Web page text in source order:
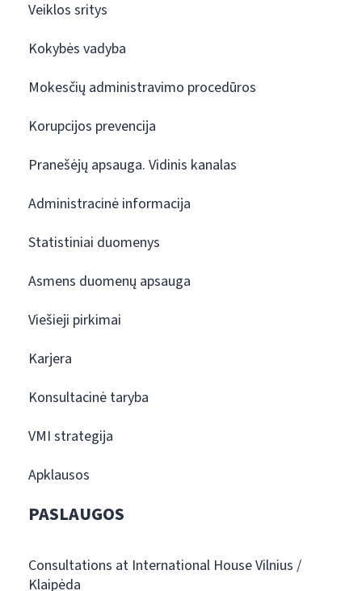
Veiklos sritys
Kokybės vadyba
Mokesčių administravimo procedūros
Korupcijos prevencija
Pranešėjų apsauga. Vidinis kanalas
Administracinė informacija
Statistiniai duomenys
Asmens duomenų apsauga
Viešieji pirkimai
Karjera
Konsultacinė taryba
VMI strategija
Apklausos
PASLAUGOS
Consultations at International House Vilnius /
Klaipėda